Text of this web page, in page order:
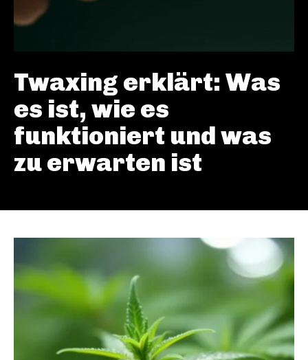
Twaxing erklärt: Was
es ist, wie es
funktioniert und was
zu erwarten ist